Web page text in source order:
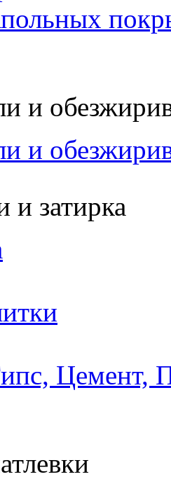
и
и
и затирка
Цемент,